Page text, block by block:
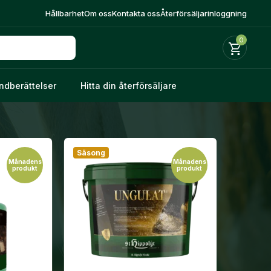
HållbarhetOm ossKontakta ossÅterförsäljarinloggning
0
Hitta din återförsäljare
Månadens
produkt
Säsong
Månadens
produkt